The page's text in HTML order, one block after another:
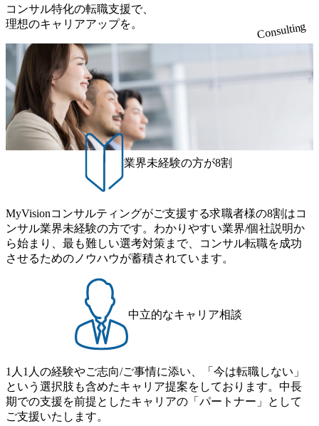
だきます。 アジャイル開発を通じて顧客の要望や提案を柔
軟に取り入れながら改善サイクルを回すため、ご自身の提
案がサービスに直接反映されやすく、高い貢献度を実感で
きます。 ● 勤務地 東京都渋谷区渋谷3丁目6-7 渋谷金王タワ
ー 事業所内禁煙(入居する施設に喫煙専用室あり) ・就業規
則により就業時間内の喫煙を全面的に禁止 ・禁煙サポート
制度あり オンライン ● 必須要件 以下いずれかのご経験をお
持ちの方 ・システム・ソフトウェア開発経験3年以上 ・要
件定義～基本設計など上流経験2年以上 ・PMO経験2年以上
● 歓迎要件 ・要件定義から詳細設計までのいずれかの上流
工程の経験 ・サブリーダー以上のマネジメント経験 ・お客
様との折衝経験、交渉経験 ・組織課題に対して主体的に業
務改善に取り組まれたご経験 ・アジャイル/スクラムへの興
で主体的に動ける方 ・年齢にこだわらず、アドバイスを素
直に受け取れる方 ・推進力のある方
③12時開始 2026年8月10日(月) 16:00 各回50分程度を想定 オ
ンライン 書類選考通過者
社時に10日間の間みっちりとコンサルの基礎を支援)を魅力
に感じ、他Big4ではなくアビームを選ぶ方も多数 アビーム
といえばSAPをはじめとしたシステム、とイメージされる
こともあるが実態としては経営戦略策定や新規事業立案な
どのトップラインを上げるための戦略案件も多く存在 特に
スポーツ&エンターテイメント領域ではBig4に先んじて注力
し、業界内で大きな存在感を誇る 社員の多様化する生活ス
タイルやライフイベントに対応した働きやすい職場環境を
実現するため、さまざまなサポート制度を導入している 多
文化理解や女性の活躍推進などの取り組み、また、フレッ
クス制度やフリーロケーション制度、フルリモート制度な
どの多様な働き方をサポートする制度が整備されている 202
6年8月23日(日) 9:00～18:00終了 2026年8月12日(水) 16:00 202
6年8月23日(日)にSustainable SCM SU 1day選考会を開催いた
します。 当SUは「GlobalでのSCM構築」や「物流・調達コ
ストの構造改革」といった伝統的なテーマに留まらずクラ
イアントがこれから取組むべき「グリーントランスフォー
った社会課題やテーマに対して、グローバル知見と最新の
事例などを基に企業の構造改革と社会価値の創造の取り組
みを行うプロフェッショナルチームです。 今回1day選考対
象となるポジションは下記となります。 ・コンサルタント
(調達改革・設備O&M)【SCS SU】 ・コンサルタント(ECM/
流改革/需給プロセス改革)【SSC SU】 ・SCM/ECMデータ・
プロセス分析・AI活用_Sustainable SCM Strategy Unit(Strategy
Consultant職)≪東京・大阪≫ ・コンサルタント(SCS SUオー
プンポジション)【SCS SU】 ※当日は全体での会社説明な
れており、これまで多くのNPO・NGOなどの非営利団体に
無償でコンサルティングを提供している。 2026年8月29日
(土) の対面Kick-offイベントを皮切りに1か月程度のプログラ
ム ※初回プログラム : 8月29日(土)10:00～13:30 2026年8月12
日(水) 16:00 Bain & Company Tokyoでは、「Tokyo Be Bold Pr
ogram (女性候補者向け選考支援プログラム)」を実施いたし
ます。クライアントに斬新なソリューションを提供し、複
雑な経営課題を解決するために、チームのダイバーシティ
は欠かせません。是非、ユニークな視点と高い志を持つ女
性の皆様に多数ご参画頂きたいと考え、プログラムを開催
性はどのように活躍をしているのか」、「ケース面接の経
験がなく対策の仕方が知りたい」などのお声をたくさんい
食事などのカジュアルな交流、実際のプロジェクトのケー
ススタディ、1対1の模擬面接等、複数のセッションを約1か
月の期間に渡り行い、選考にご参加いただきます。コンサ
ルタント未経験の方でも、戦略コンサルタントの具体的な
仕事内容からお話をさせていただきますので、戦略コンサ
ルティングにご興味をお持ちの方は、この機会にぜひご応
にはWebテストを8月20日までに受験いただきます ・8月21
日までにプログラム参加者をご案内します ・初回プログラ
ム : 8月29日(土)10:00～13:30 @ベイン東京オフィス(六本木)
・プログラム期間中はコンサルタントとの食事会、プロジ
ェクトのご紹介、ケースワークショップなどを実施します
・10月17日(土)開催の選考会にて採用面接を実施する予定で
す ※ご都合が合わない方は別途調整いたします 初回プロ
コンサル特化の転職支援で、
理想のキャリアアップを。
Consulting
業界未経験の方が8割
MyVisionコンサルティングがご支援する求職者様の8割はコ
ンサル業界未経験の方です。わかりやすい業界/個社説明か
ら始まり、最も難しい選考対策まで、コンサル転職を成功
させるためのノウハウが蓄積されています。
中立的なキャリア相談
1人1人の経験やご志向/ご事情に添い、「今は転職しない」
という選択肢も含めたキャリア提案をしております。中長
期での支援を前提としたキャリアの「パートナー」として
ご支援いたします。